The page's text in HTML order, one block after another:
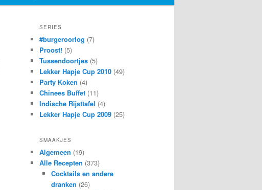
SERIES
#burgeroorlog (7)
Proost! (5)
Tussendoortjes (5)
Lekker Hapje Cup 2010 (49)
Party Koken (4)
Chinees Buffet (11)
Indische Rijsttafel (4)
Lekker Hapje Cup 2009 (25)
SMAAKJES
Algemeen (19)
Alle Recepten (373)
Cocktails en andere
dranken (26)